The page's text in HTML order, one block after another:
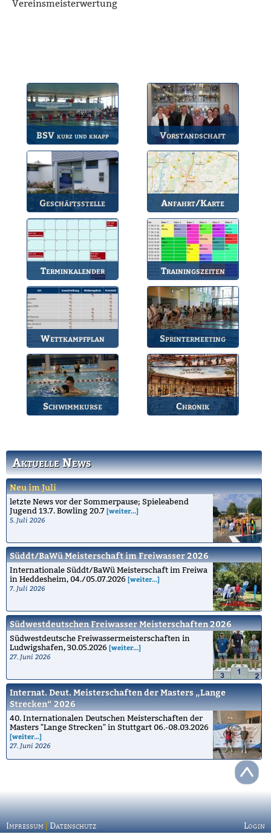
Aktuelle News
Neu im Juli
letzte News vor der Sommerpause; Spieleabend
Jugend 13.7. Bowling 20.7 [weiter...]
5. Juli 2026
Süddt/BaWü Meisterschaft im Freiwasser 2026
Internationale Süddt/BaWü Meisterschaft im Freiwa
in Heddesheim, 04./05.07.2026 [weiter...]
7. Juli 2026
Südwestdeutschen Freiwasser Meisterschaften 2026
Südwestdeutsche Freiwassermeisterschaften in
Ludwigshafen, 30.05.2026 [weiter...]
27. Juni 2026
Internat. Deut. Meisterschaften der Masters „Lange
Strecken“ 2026
40. Internationalen Deutschen Meisterschaften der
Masters "Lange Strecken" in Stuttgart 06.-08.03.2026
[weiter...]
27. Juni 2026
Vereinsmeisterwertung
BSV kurz und knapp
Die wichtigsten Infos
zum BSV.
Vorstandschaft
Unsere amtierende
Vorstandschaft.
Geschäftsstelle
Anlaufstelle für alle
Anfahrt/Karte
So können Sie uns
erreichen.
Terminkalender
Die Termine des BSV.
Trainingszeiten
Bahnbelegungen der
Gruppen.
Wettkampfplan
Übersicht der aktuellen
Wettkämpfe.
Sprintermeeting
Jährlicher Wettkampf
des BSV.
Schwimmkurse Chronik
Impressum|Datenschutz Login